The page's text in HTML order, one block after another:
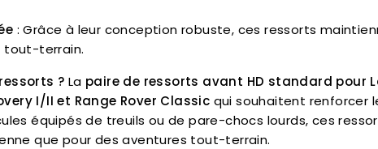
: Grâce à leur conception robuste, ces ressorts
tout-terrain.
? La paire de ressorts avant HD standard pour
I/II et Range Rover Classic qui souhaitent renforcer
équipés de treuils ou de pare-chocs lourds, ces
que pour des aventures tout-terrain.